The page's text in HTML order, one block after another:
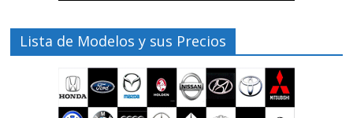
Lista de Modelos y sus Precios